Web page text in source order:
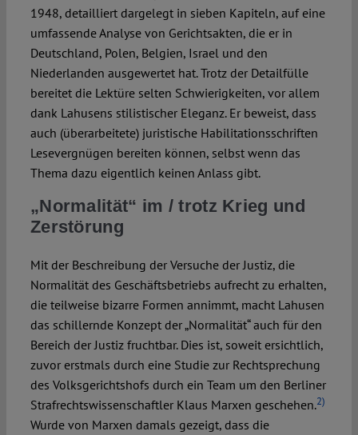
1948, detailliert dargelegt in sieben Kapiteln, auf eine
umfassende Analyse von Gerichtsakten, die er in
Deutschland, Polen, Belgien, Israel und den
Niederlanden ausgewertet hat. Trotz der Detailfülle
bereitet die Lektüre selten Schwierigkeiten, vor allem
dank Lahusens stilistischer Eleganz. Er beweist, dass
auch (überarbeitete) juristische Habilitationsschriften
Lesevergnügen bereiten können, selbst wenn das
Thema dazu eigentlich keinen Anlass gibt.
„Normalität“ im / trotz Krieg und
Zerstörung
Mit der Beschreibung der Versuche der Justiz, die
Normalität des Geschäftsbetriebs aufrecht zu erhalten,
die teilweise bizarre Formen annimmt, macht Lahusen
das schillernde Konzept der „Normalität“ auch für den
Bereich der Justiz fruchtbar. Dies ist, soweit ersichtlich,
zuvor erstmals durch eine Studie zur Rechtsprechung
des Volksgerichtshofs durch ein Team um den Berliner
Strafrechtswissenschaftler Klaus Marxen geschehen.2)
Wurde von Marxen damals gezeigt, dass die